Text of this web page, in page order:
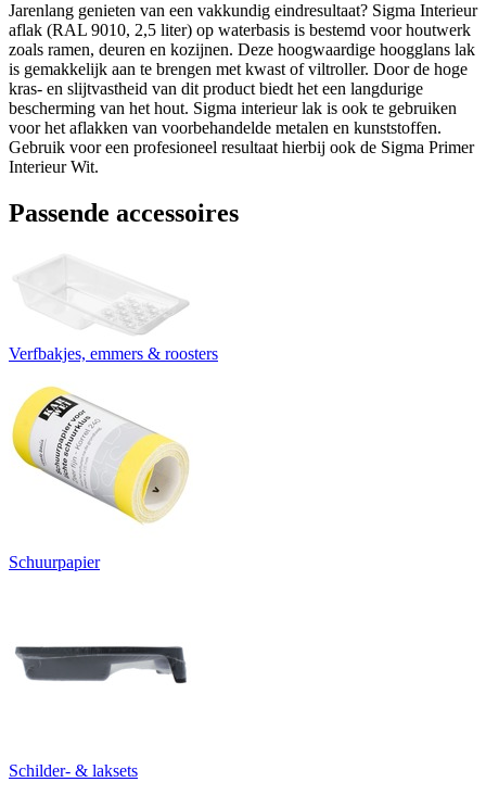
Jarenlang genieten van een vakkundig eindresultaat? Sigma Interieur
aflak (RAL 9010, 2,5 liter) op waterbasis is bestemd voor houtwerk
zoals ramen, deuren en kozijnen. Deze hoogwaardige hoogglans lak
is gemakkelijk aan te brengen met kwast of viltroller. Door de hoge
kras- en slijtvastheid van dit product biedt het een langdurige
bescherming van het hout. Sigma interieur lak is ook te gebruiken
voor het aflakken van voorbehandelde metalen en kunststoffen.
Gebruik voor een profesioneel resultaat hierbij ook de Sigma Primer
Interieur Wit.
Passende accessoires
Verfbakjes, emmers & roosters
Schuurpapier
Schilder- & laksets